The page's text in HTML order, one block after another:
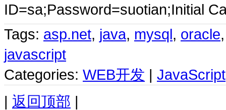
ID=sa;Password=suotian;Initial
Tags: asp.net, java, mysql, oracle
javascript
Categories: WEB开发 | JavaScript
| 返回顶部 |